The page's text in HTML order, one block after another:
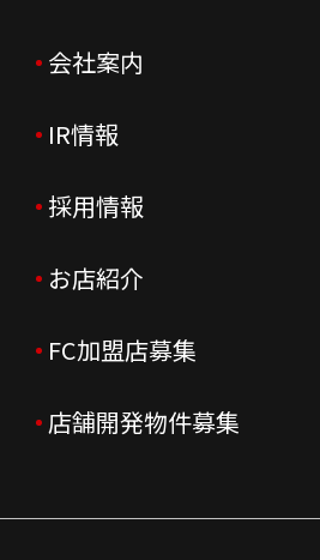
会社案内
会社案内TOP
ご挨拶
会社概要
会社沿革
企業理念
IR情報
IR情報TOP
ニュースリリース
月次売上
決算資料
採用情報
採用情報TOP
新卒採用
中途採用
お店紹介
店舗を探す・予約する
よくあるご質問
FC加盟店募集
FC加盟店募集TOP
店舗開発物件募集